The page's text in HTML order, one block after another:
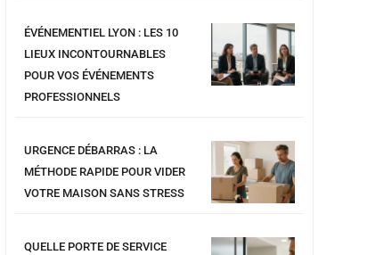
ÉVÉNEMENTIEL LYON : LES 10
LIEUX INCONTOURNABLES
POUR VOS ÉVÉNEMENTS
PROFESSIONNELS
URGENCE DÉBARRAS : LA
MÉTHODE RAPIDE POUR VIDER
VOTRE MAISON SANS STRESS
QUELLE PORTE DE SERVICE